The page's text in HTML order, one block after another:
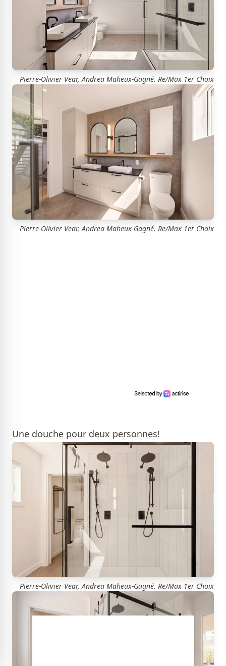
Pierre-Olivier Vear, Andrea Maheux-Gagné. Re/Max 1er Choix
Pierre-Olivier Vear, Andrea Maheux-Gagné. Re/Max 1er Choix
Une douche pour deux personnes!
Pierre-Olivier Vear, Andrea Maheux-Gagné. Re/Max 1er Choix